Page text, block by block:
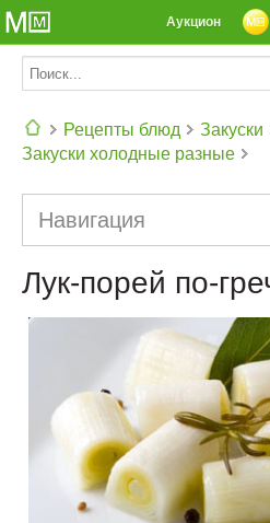
Аукцион
Рецепты блюд
Закуски
Закуски холодные разные
Навигация
Лук-порей по-